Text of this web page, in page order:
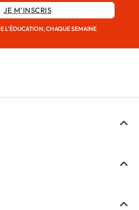
JE M'INSCRIS
L'ÉDUCATION, CHAQUE SEMAINE